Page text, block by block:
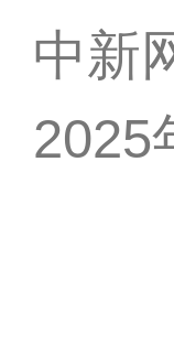
中新
2025